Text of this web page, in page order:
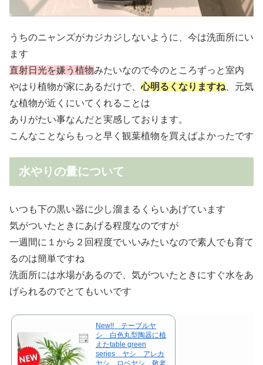
うちのニャンズがカジカジしないように、今は洗面所にい
ます
直射日光を嫌う植物みたいなので今のところずっと室内
やはり植物が家にあるだけで、心明るくなりますね 、元気
な植物が近くにいてくれることは
ありがたい事なんだと実感しております。
こんなことならもっと早く観葉植物を買えばよかったです
水やりの量について
いつも下の黒い器に少し溜まるくらいあげています
気がついたときにあげる程度なのですが
一週間に１から２回程度でいいみたいなので素人でも育て
るのは簡単ですね
洗面所には水場があるので、気がついたときにすぐ水をあ
げられるのでとてもいいです
New!! テーブルヤ
シ 白色丸型陶器に植
えたtable green
series ヤシ アレカ
ヤシ ロベヤシ 敬老